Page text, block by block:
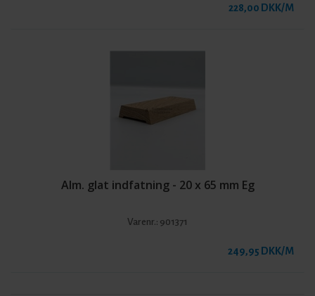
228,00 DKK/M
Alm. glat indfatning - 20 x 65 mm Eg
Varenr.: 901371
249,95 DKK/M